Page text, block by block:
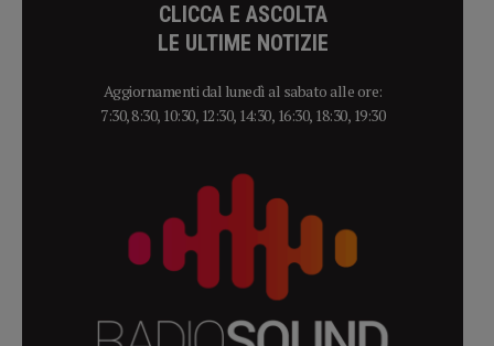
CLICCA E ASCOLTA
LE ULTIME NOTIZIE
Aggiornamenti dal lunedì al sabato alle ore:
7:30, 8:30, 10:30, 12:30, 14:30, 16:30, 18:30, 19:30